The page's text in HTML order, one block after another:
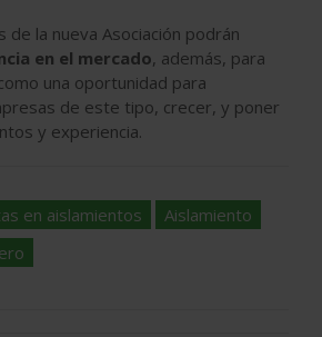
de la nueva Asociación podrán
en el mercado, además, para
una oportunidad para
de este tipo, crecer, y poner
y experiencia.
en aislamientos
Aislamiento